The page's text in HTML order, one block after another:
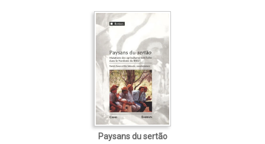
Paysans du sertão